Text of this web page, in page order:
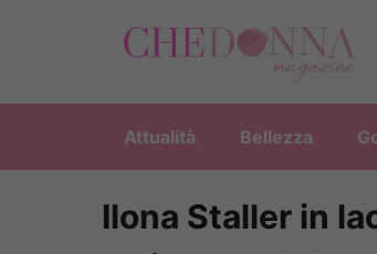
Attualità Bellezza
Ilona Staller in